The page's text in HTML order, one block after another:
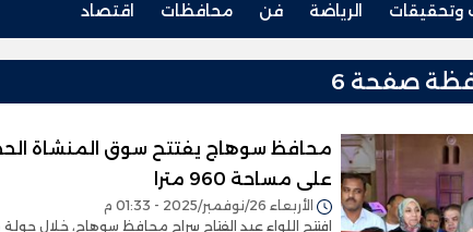
وتحقيقات الرياضة فن محافظات اقتصاد
صفحة 6
محافظ سوهاج يفتتح سوق المنشاة
على مساحة 960 مترا
الأربعاء 26/نوفمبر/2025 - 01:33 م
افتتح اللواء عبد الفتاح سراج محافظ سوهاج، خلال